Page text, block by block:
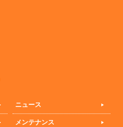
ニュース
メンテナンス